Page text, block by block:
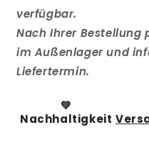
verfügbar.
Nach Ihrer Bestellung
im Außenlager und
Liefertermin.
💚
Nachhaltigkeit